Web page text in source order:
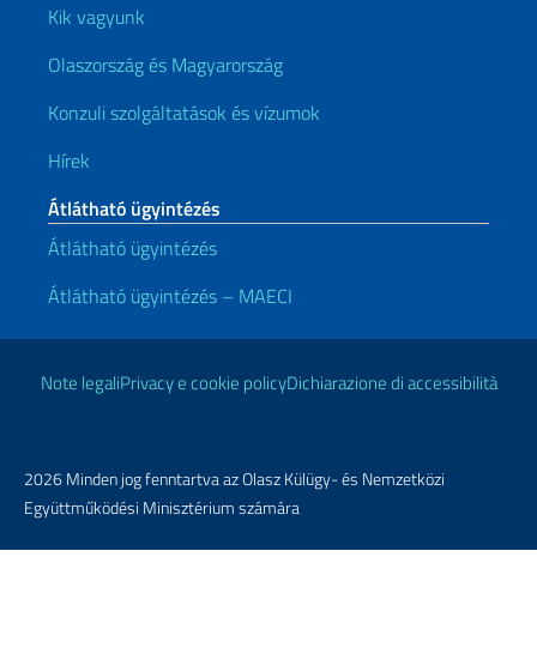
Kik vagyunk
Olaszország és Magyarország
Konzuli szolgáltatások és vízumok
Hírek
Átlátható ügyintézés
Átlátható ügyintézés
Átlátható ügyintézés – MAECI
Hasznos linkek
Note legaliPrivacy e cookie policyDichiarazione di accessibilità
2026 Minden jog fenntartva az Olasz Külügy- és Nemzetközi
Együttműködési Minisztérium számára